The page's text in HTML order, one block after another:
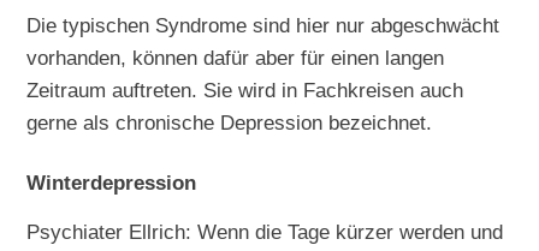
Die typischen Syndrome sind hier nur abgeschwächt
vorhanden, können dafür aber für einen langen
Zeitraum auftreten. Sie wird in Fachkreisen auch
gerne als chronische Depression bezeichnet.
Winterdepression
Psychiater Ellrich: Wenn die Tage kürzer werden und